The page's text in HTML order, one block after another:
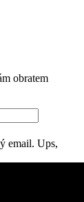
obratem
email. Ups,